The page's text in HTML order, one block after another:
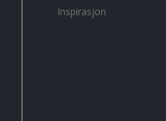
Inspirasjon